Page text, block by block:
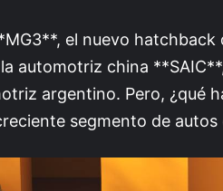
el nuevo
automotriz china
argentino. Pero, ¿qué
segmento de autos